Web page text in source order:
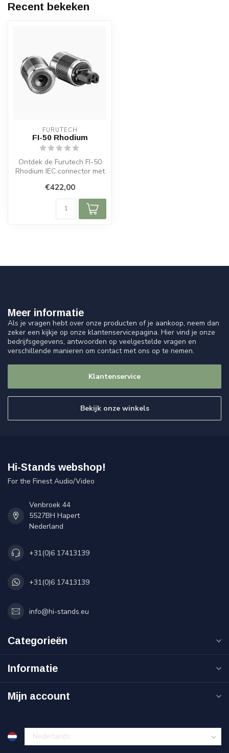
Recent bekeken
FURUTECH
FI-50 Rhodium
Ontdek de Furutech FI-50
Rhodium IEC connector met
6–...
€422,00
Meer informatie
Als je vragen hebt over onze producten of je aankoop, neem dan
zeker een kijkje op onze klantenservicepagina. Hier vind je onze
bedrijfsgegevens, antwoorden op veelgestelde vragen en
verschillende manieren om contact met ons op te nemen.
Klantenservice
Bekijk onze winkels
Hi-Stands webshop!
For the Finest Audio/Video
Venbroek 44
5527BH Hapert
Nederland
+31(0)6 17413139
+31(0)6 17413139
info@hi-stands.eu
Categorieën
Informatie
Mijn account